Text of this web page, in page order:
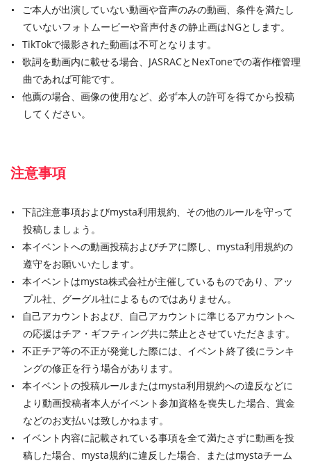
ご本人が出演していない動画や音声のみの動画、条件を満たし
ていないフォトムービーや音声付きの静止画はNGとします。
TikTokで撮影された動画は不可となります。
歌詞を動画内に載せる場合、JASRACとNexToneでの著作権管理
曲であれば可能です。
他薦の場合、画像の使用など、必ず本人の許可を得てから投稿
してください。
注意事項
下記注意事項およびmysta利用規約、その他のルールを守って
投稿しましょう。
本イベントへの動画投稿およびチアに際し、mysta利用規約の
遵守をお願いいたします。
本イベントはmysta株式会社が主催しているものであり、アッ
プル社、グーグル社によるものではありません。
自己アカウントおよび、自己アカウントに準じるアカウントへ
の応援はチア・ギフティング共に禁止とさせていただきます。
不正チア等の不正が発覚した際には、イベント終了後にランキ
ングの修正を行う場合があります。
本イベントの投稿ルールまたはmysta利用規約への違反などに
より動画投稿者本人がイベント参加資格を喪失した場合、賞金
などのお支払いは致しかねます。
イベント内容に記載されている事項を全て満たさずに動画を投
稿した場合、mysta規約に違反した場合、またはmystaチーム